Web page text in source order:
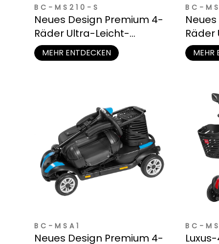
BC-MS210-S
Neues Design Premium 4-
Räder Ultra-Leicht-
Mobilitätsscooter für
Senioren
MEHR ENTDECKEN
BC-
MEHR
BC-MSA1
Neues Design Premium 4-
BC-